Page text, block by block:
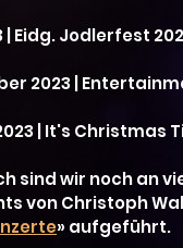
| Eidg. Jodlerfest
2023 |
| It's Christmas
sind wir noch an
von Christoph
» aufgeführt.